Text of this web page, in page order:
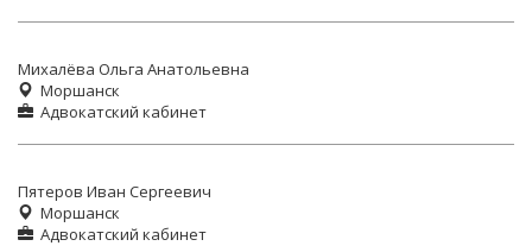
Михалёва Ольга Анатольевна
Моршанск
Адвокатский кабинет
Пятеров Иван Сергеевич
Моршанск
Адвокатский кабинет